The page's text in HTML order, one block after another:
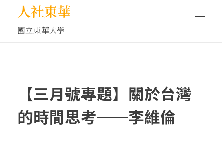
人社東華
國立東華大學
藝文空間
【三月號專題】關於台灣
的時間思考──李維倫